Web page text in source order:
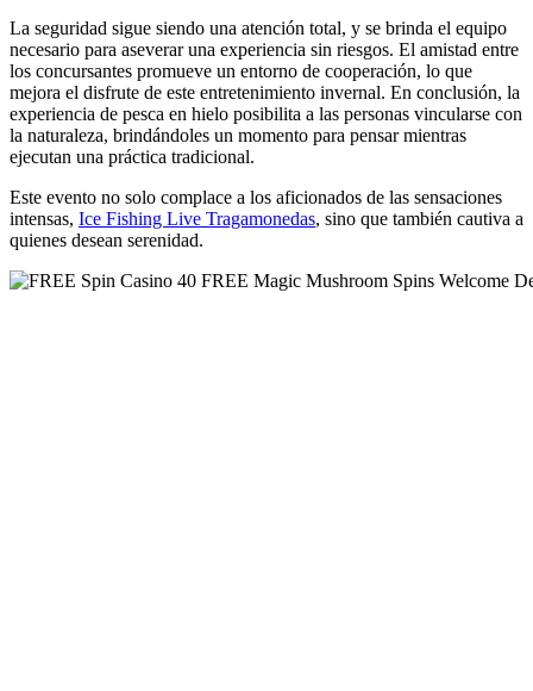
La seguridad sigue siendo una atención total, y se brinda el equipo
necesario para aseverar una experiencia sin riesgos. El amistad entre
los concursantes promueve un entorno de cooperación, lo que
mejora el disfrute de este entretenimiento invernal. En conclusión, la
experiencia de pesca en hielo posibilita a las personas vincularse con
la naturaleza, brindándoles un momento para pensar mientras
ejecutan una práctica tradicional.
Este evento no solo complace a los aficionados de las sensaciones
intensas, Ice Fishing Live Tragamonedas, sino que también cautiva a
quienes desean serenidad.